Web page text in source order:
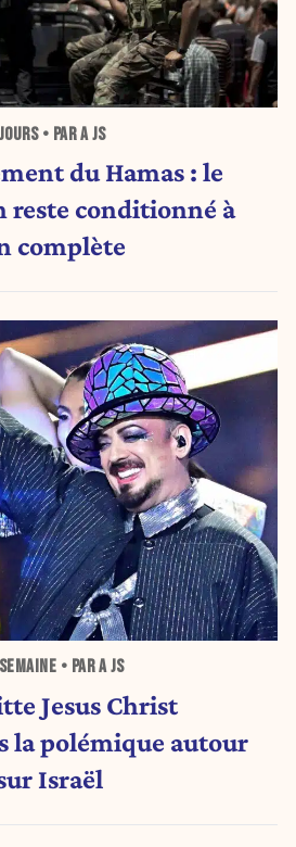
• PAR A JS
du Hamas : le
reste conditionné à
complète
• PAR A JS
Jesus Christ
la polémique autour
Israël